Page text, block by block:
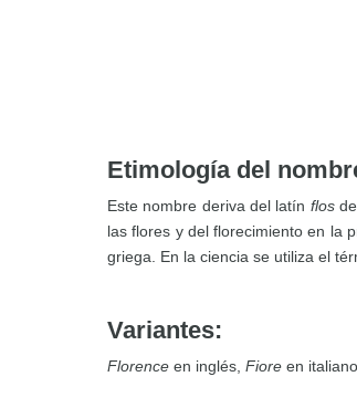
Etimología del
Este nombre deriva del latín flos
las flores y del florecimiento en la
griega. En la ciencia se utiliza el
Variantes:
Florence en inglés, Fiore en italiano,